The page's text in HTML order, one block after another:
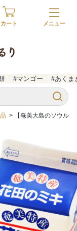
カート
#マンゴー #あくま
> 【奄美大島のソウル